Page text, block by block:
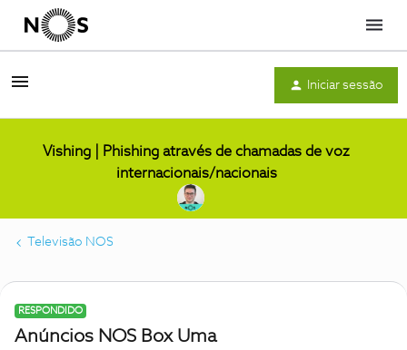
Menu
Iniciar sessão
Vishing | Phishing através de chamadas de voz
internacionais/nacionais
Televisão NOS
RESPONDIDO
Anúncios NOS Box Uma